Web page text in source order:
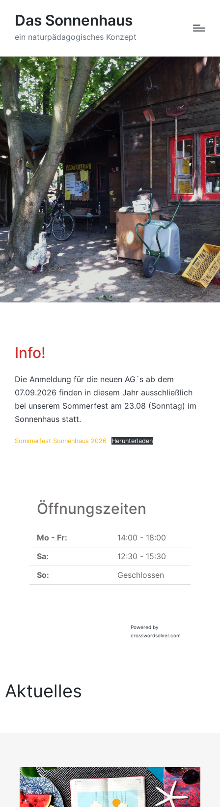
Das Sonnenhaus
ein naturpädagogisches Konzept
Info!
Die Anmeldung für die neuen AG´s ab dem
07.09.2026 finden in diesem Jahr ausschließlich
bei unserem Sommerfest am 23.08 (Sonntag) im
Sonnenhaus statt.
Sommerfest Sonnenhaus 2026 Herunterladen
Öffnungszeiten
Mo - Fr:
14:00 - 18:00
Sa:
12:30 - 15:30
So:
Geschlossen
Powered by
crosswordsolver.com
Aktuelles